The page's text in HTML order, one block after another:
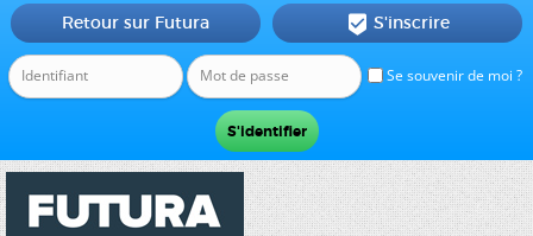
Se souvenir de moi ?
Retour sur Futura  S'inscrire